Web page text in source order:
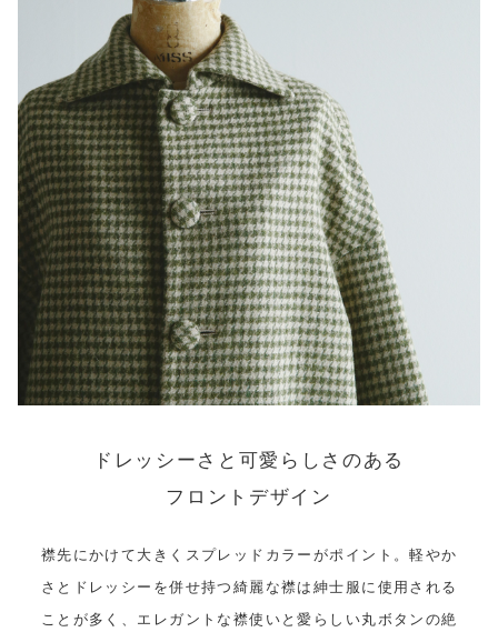
ドレッシーさと可愛らしさのある
フロントデザイン
襟先にかけて大きくスプレッドカラーがポイント。軽やか
さとドレッシーを併せ持つ綺麗な襟は紳士服に使用される
ことが多く、エレガントな襟使いと愛らしい丸ボタンの絶